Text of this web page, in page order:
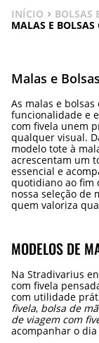
INÍCIO
BOLSAS
MALAS E
Malas e
As malas e
funcionalidade e
com fivela unem
qualquer visual.
modelo tote à
acrescentam um
essencial e
quotidiano ao fim
nossa seleção de
quem valoriza
MODELOS DE
Na Stradivarius
com fivela
com utilidade
fivela, bolsa de
de viagem com
acompanhar o